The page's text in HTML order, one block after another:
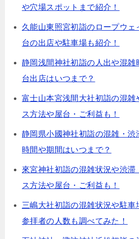
や穴場スポットまで紹介！
久能山東照宮初詣のロープウェ
台の出店や駐車場も紹介！
静岡浅間神社初詣の人出や混雑
台出店はいつまで？
富士山本宮浅間大社初詣の混雑
ス方法や屋台・ご利益も！
静岡県小國神社初詣の混雑・渋
時間や期間はいつまで？
來宮神社初詣の混雑状況や渋滞
ス方法や屋台・ご利益も！
三嶋大社初詣の混雑状況や駐車
参拝者の人数も調べてみた！